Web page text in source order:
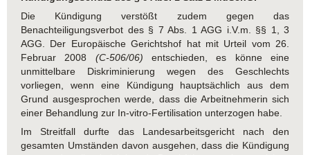
Die Kündigung verstößt zudem gegen das
Benachteiligungsverbot des § 7 Abs. 1 AGG i.V.m. §§ 1, 3
AGG. Der Europäische Gerichtshof hat mit Urteil vom 26.
Februar 2008 (C-506/06) entschieden, es könne eine
unmittelbare Diskriminierung wegen des Geschlechts
vorliegen, wenn eine Kündigung hauptsächlich aus dem
Grund ausgesprochen werde, dass die Arbeitnehmerin sich
einer Behandlung zur In-vitro-Fertilisation unterzogen habe.
Im Streitfall durfte das Landesarbeitsgericht nach den
gesamten Umständen davon ausgehen, dass die Kündigung